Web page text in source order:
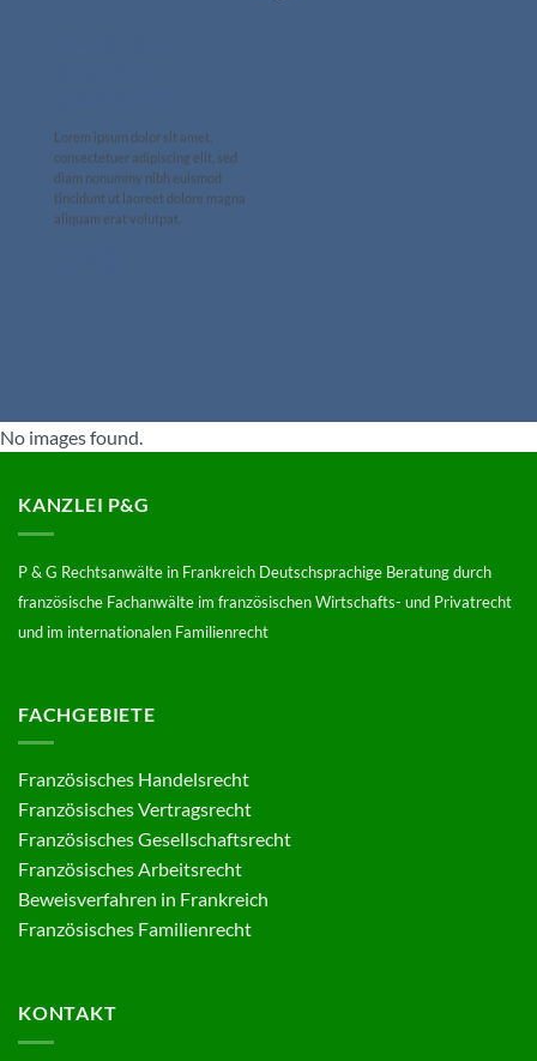
Lorem ipsum dolor sit amet,
consectetuer adipiscing elit, sed
diam nonummy nibh euismod
tincidunt ut laoreet dolore magna
aliquam erat volutpat.
No images found.
KANZLEI P&G
P & G Rechtsanwälte in Frankreich Deutschsprachige Beratung durch
französische Fachanwälte im französischen Wirtschafts- und Privatrecht
und im internationalen Familienrecht
FACHGEBIETE
Französisches Handelsrecht
Französisches Vertragsrecht
Französisches Gesellschaftsrecht
Französisches Arbeitsrecht
Beweisverfahren in Frankreich
Französisches Familienrecht
KONTAKT